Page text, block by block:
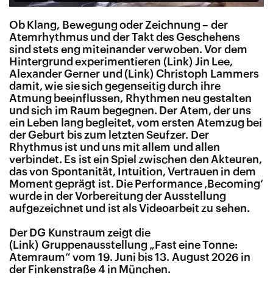
Ob Klang, Bewegung oder Zeichnung – der
Atemrhythmus und der Takt des Geschehens
sind stets eng miteinander verwoben. Vor dem
Hintergrund experimentieren
Jin Lee,
Alexander Gerner und
Christoph Lammers
damit, wie sie sich gegenseitig durch ihre
Atmung beeinflussen, Rhythmen neu gestalten
und sich im Raum begegnen. Der Atem, der uns
ein Leben lang begleitet, vom ersten Atemzug bei
der Geburt bis zum letzten Seufzer. Der
Rhythmus ist und uns mit allem und allen
verbindet. Es ist ein Spiel zwischen den Akteuren,
das von Spontanität, Intuition, Vertrauen in dem
Moment geprägt ist. Die Performance ‚Becoming‘
wurde in der Vorbereitung der Ausstellung
aufgezeichnet und ist als Videoarbeit zu sehen.
Der DG Kunstraum zeigt die
Gruppenausstellung „Fast eine Tonne:
Atemraum“ vom 19. Juni bis 13. August 2026 in
der Finkenstraße 4 in München.